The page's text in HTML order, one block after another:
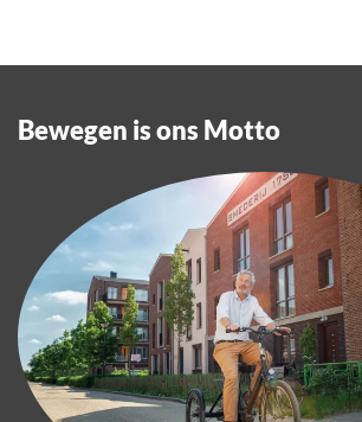
Bewegen is ons Motto